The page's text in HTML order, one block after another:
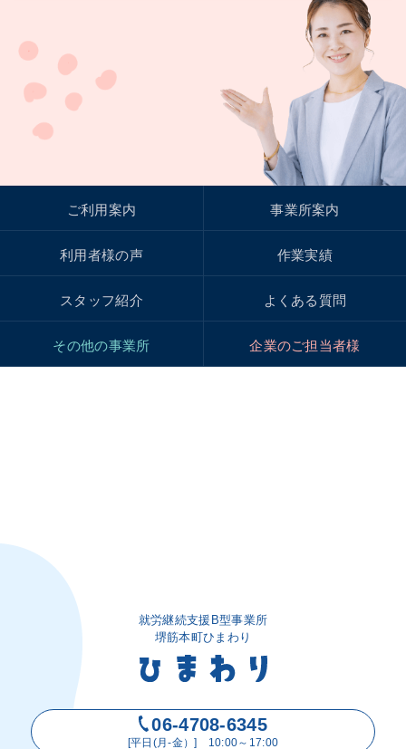
ご利用案内 事業所案内
利用者様の声 作業実績
スタッフ紹介 よくある質問
その他の事業所 企業のご担当者様
就労継続支援B型事業所
堺筋本町ひまわり
06-4708-6345
[平日(月-金）] 10:00～17:00